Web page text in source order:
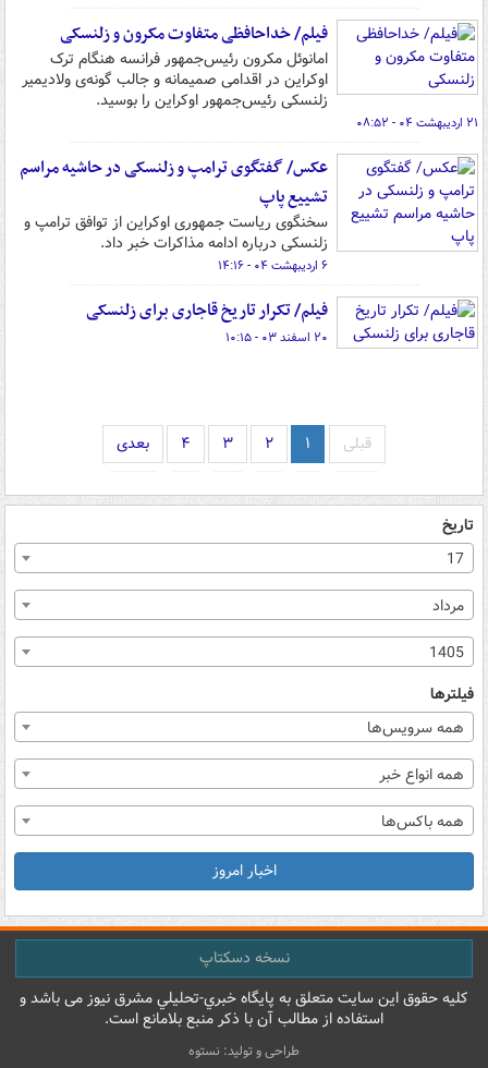
فیلم/ خداحافظی متفاوت مکرون و زلنسکی
امانوئل مکرون رئیس‌جمهور فرانسه هنگام ترک
اوکراین در اقدامی صمیمانه و جالب گونه‌ی ولادیمیر
زلنسکی رئیس‌جمهور اوکراین را بوسید.
۲۱ اردیبهشت ۰۴ - ۰۸:۵۲
عکس/ گفتگوی ترامپ و زلنسکی در حاشیه مراسم
تشییع پاپ
سخنگوی ریاست جمهوری اوکراین از توافق ترامپ و
زلنسکی درباره ادامه مذاکرات خبر داد.
۶ اردیبهشت ۰۴ - ۱۴:۱۶
فیلم/ تکرار تاریخ قاجاری برای زلنسکی
۲۰ اسفند ۰۳ - ۱۰:۱۵
قبلی ۱ ۲ ۳ ۴ بعدی
تاریخ
17
مرداد
1405
فیلترها
همه سرویس‌ها
همه انواع خبر
همه باکس‌ها
اخبار امروز
نسخه دسکتاپ
کليه حقوق اين سايت متعلق به پایگاه خبري-تحليلي مشرق نيوز می باشد و
استفاده از مطالب آن با ذکر منبع بلامانع است.
طراحی و تولید: نستوه